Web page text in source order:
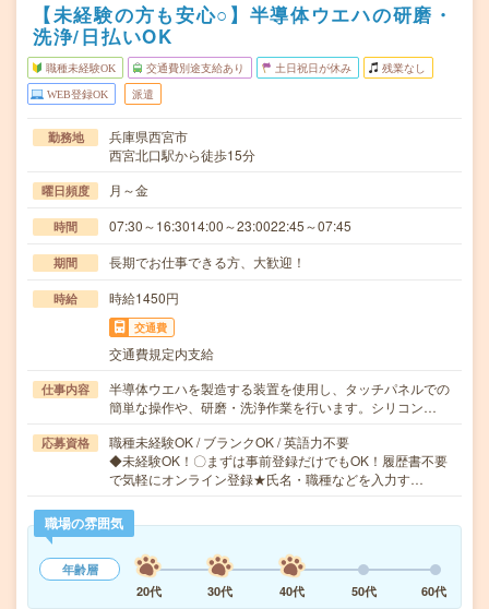
【未経験の方も安心○】半導体ウエハの研磨・
洗浄/日払いOK
職種未経験OK 交通費別途支給あり 土日祝日が休み 残業なし
WEB登録OK 派遣
勤務地
兵庫県西宮市
西宮北口駅から徒歩15分
曜日頻度 月～金
時間 07:30～16:3014:00～23:0022:45～07:45
期間 長期でお仕事できる方、大歓迎！
時給 時給1450円
交通費
交通費規定内支給
仕事内容
半導体ウエハを製造する装置を使用し、タッチパネルでの
簡単な操作や、研磨・洗浄作業を行います。シリコン…
応募資格
職種未経験OK / ブランクOK / 英語力不要
◆未経験OK！〇まずは事前登録だけでもOK！履歴書不要
で気軽にオンライン登録★氏名・職種などを入力す…
職場の雰囲気
年齢層
20代
30代 40代 50代 60代